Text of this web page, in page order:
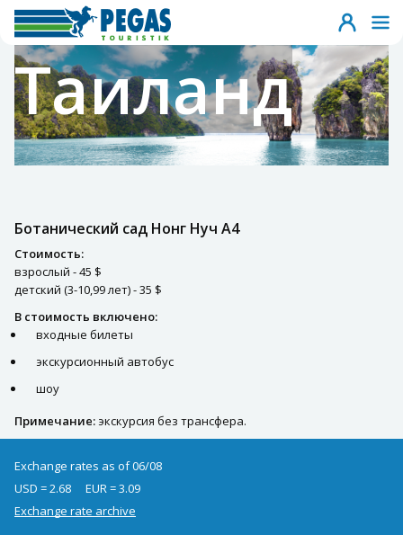
Таиланд
Ботанический сад Нонг Нуч A4
Стоимость:
взрослый - 45 $
детский (3-10,99 лет) - 35 $
В стоимость включено:
входные билеты
экскурсионный автобус
шоу
Примечание: экскурсия без трансфера.
Exchange rates as of 06/08
USD = 2.68
EUR = 3.09
Exchange rate archive